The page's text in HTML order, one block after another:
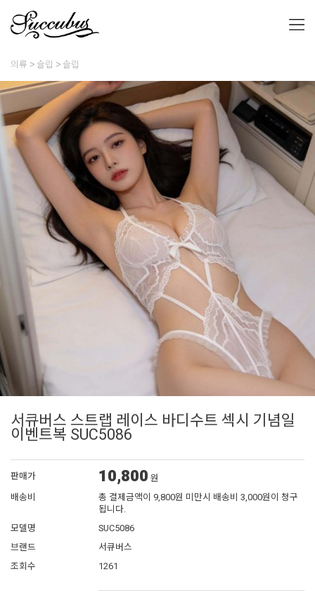
의류 슬립 슬립
서큐버스 스트랩 레이스 바디수트 섹시 기념일
이벤트복 SUC5086
판매가 10,800 원
배송비
총 결제금액이 9,800원 미만시 배송비 3,000원이 청구
됩니다.
모델명
SUC5086
브랜드
서큐버스
조회수
1261